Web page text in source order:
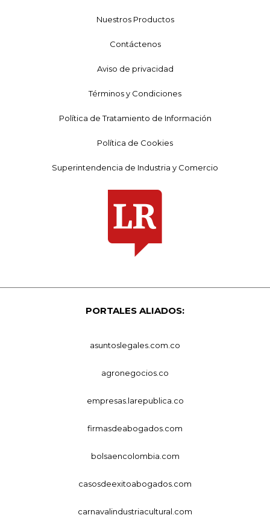
Nuestros Productos
Contáctenos
Aviso de privacidad
Términos y Condiciones
Política de Tratamiento de Información
Política de Cookies
Superintendencia de Industria y Comercio
PORTALES ALIADOS:
asuntoslegales.com.co
agronegocios.co
empresas.larepublica.co
firmasdeabogados.com
bolsaencolombia.com
casosdeexitoabogados.com
carnavalindustriacultural.com